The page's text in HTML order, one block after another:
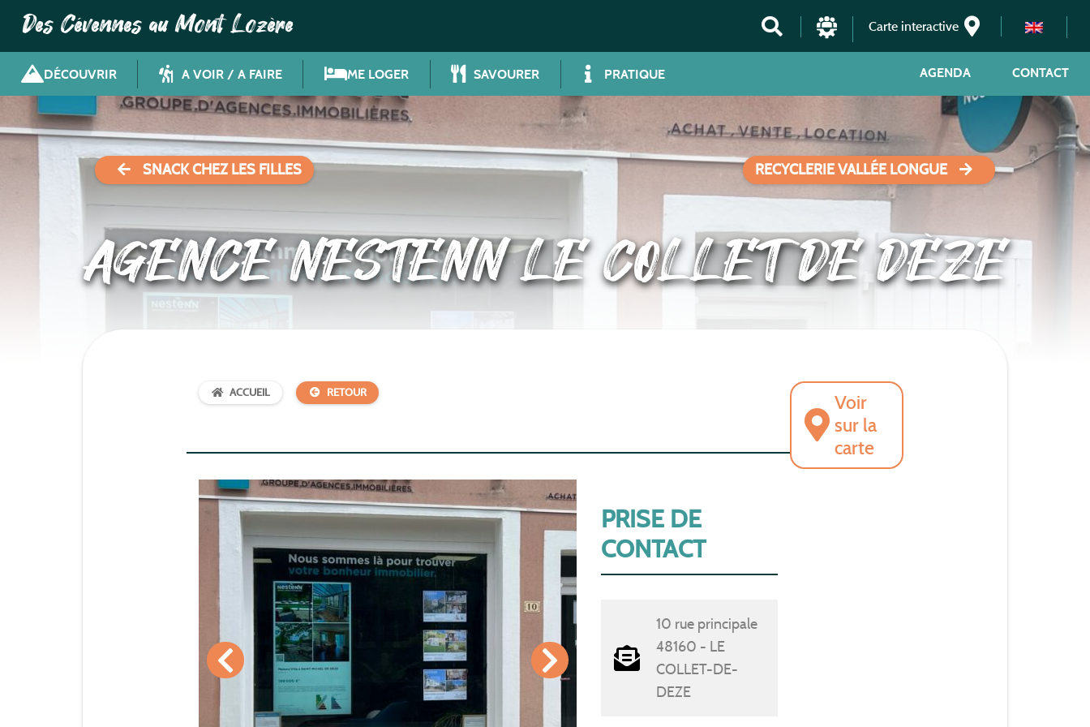
Des Cévennes au Mont Lozère Carte interactive
DÉCOUVRIR A VOIR / A FAIRE ME LOGER SAVOURER PRATIQUE CONTACT
AGENDA
SNACK CHEZ LES FILLES RECYCLERIE VALLÉE LONGUE
AGENCE NESTENN LE COLLET DE DÈZE
Voir
sur la
carte
ACCUEIL RETOUR
PRISE DE
CONTACT
10 rue principale
48160 - LE
COLLET-DE-
DEZE